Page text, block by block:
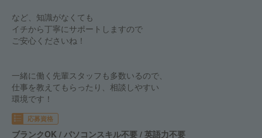
など、知識がなくても
イチから丁寧にサポートしますので
ご安心くださいね！
一緒に働く先輩スタッフも多数いるので、
仕事を教えてもらったり、相談しやすい
環境です！
応募資格
ブランクOK / パソコンスキル不要 / 英語力不要